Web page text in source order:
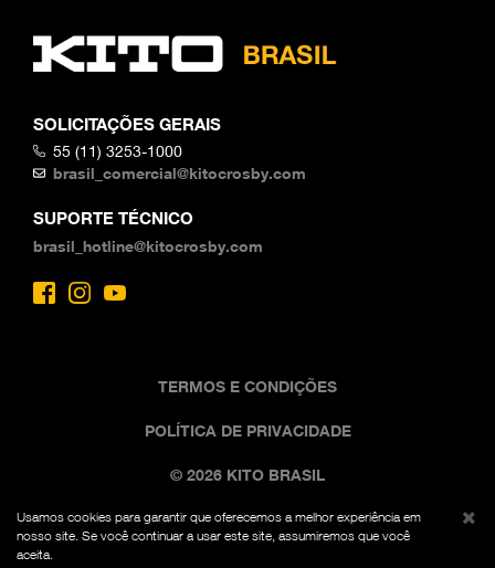
SOLICITAÇÕES GERAIS
55 (11) 3253-1000
brasil_comercial@kitocrosby.com
SUPORTE TÉCNICO
brasil_hotline@kitocrosby.com
© 2026 KITO BRASIL
TERMOS E CONDIÇÕES
POLÍTICA DE PRIVACIDADE
A imagem comercial preta e amarela é uma marca
registrada da Kito Fed. Reg. Nº 7,342,071. Todos os
Usamos cookies para garantir que oferecemos a melhor experiência em
nosso site. Se você continuar a usar este site, assumiremos que você
aceita.